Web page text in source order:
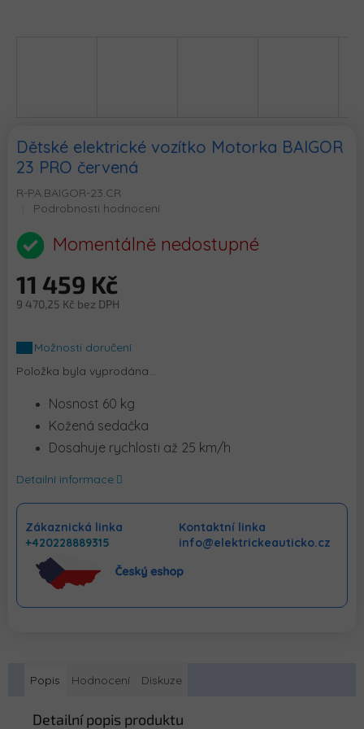
Dětské elektrické vozítko Motorka BAIGOR
23 PRO červená
R-PA.BAIGOR-23.CR
Průměrné
produktu
je
5
Podrobnosti hodnocení
Momentálně nedostupné
11 459 Kč
9 470,25 Kč bez DPH
cena:Možnosti doručení
Položka byla vyprodána…
Nosnost 60 kg
Kožená sedačka
Dosahuje rychlosti až 25 km/h
Detailní informace
Zákaznická linka
+420228889315
Kontaktní linka
info@elektrickeauticko.cz
Popis Hodnocení Diskuze
Detailní popis produktu